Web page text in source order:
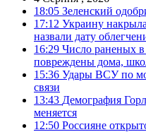
18:05 Зеленский
17:12 Украину
назвали дату
16:29 Число раненых
повреждены дома,
15:36 Удары ВСУ по
связи
13:43 Демография
меняется
12:50 Россияне